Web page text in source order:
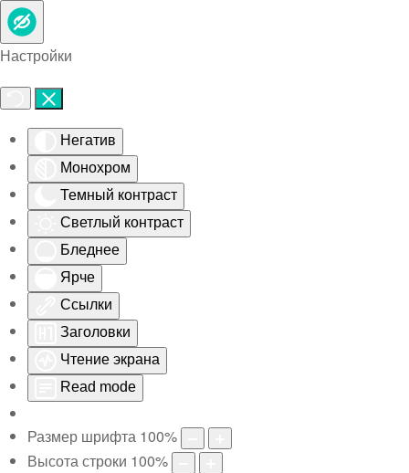
Настройки
Негатив
Монохром
Темный контраст
Светлый контраст
Бледнее
Ярче
Ссылки
Заголовки
Чтение экрана
Read mode
Размер шрифта 100%
Высота строки 100%
Skip to main content